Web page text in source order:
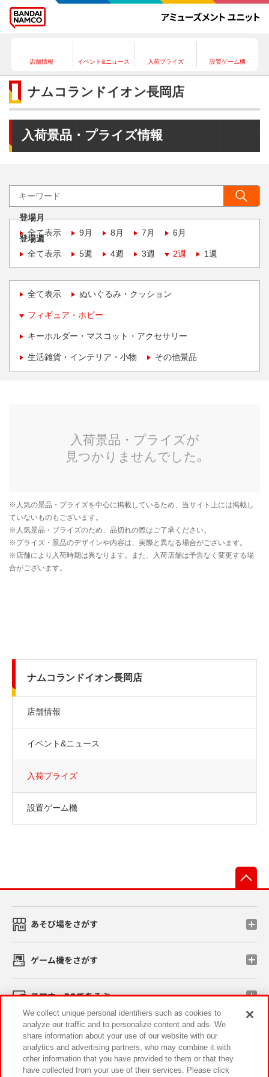
店舗情報 イベント&ニュース 入荷プライズ 設置ゲーム機
ナムコランドイオン長岡店
入荷景品・プライズ情報
登場月
全て表示
9月 8月 7月 6月
登場週
全て表示
5週 4週 3週 2週 1週
全て表示 ぬいぐるみ・クッション
フィギュア・ホビー
キーホルダー・マスコット・アクセサリー
生活雑貨・インテリア・小物 その他景品
ナムコランドイオン長岡店
店舗情報
イベント&ニュース
入荷プライズ
設置ゲーム機
あそび場をさがす
ゲーム機をさがす
スマホ・PCであそぶ
イベント・キャンペーン
We collect unique personal identifiers such as cookies to
analyze our traffic and to personalize content and ads. We
share information about your use of our website with our
analytics and advertising partners, who may combine it with
other information that you have provided to them or that they
have collected from your use of their services. Please click